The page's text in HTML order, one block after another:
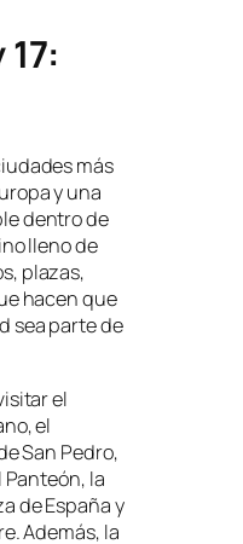
17:
más
y una
dentro de
lleno de
plazas,
hacen que
sea parte de
el
el
San Pedro,
Panteón, la
de España y
Además, la